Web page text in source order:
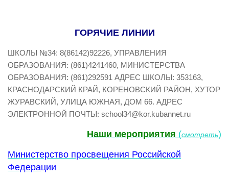
ГОРЯЧИЕ ЛИНИИ
ШКОЛЫ №34: 8(86142)92226, УПРАВЛЕНИЯ
ОБРАЗОВАНИЯ: (861)4241460, МИНИСТЕРСТВА
ОБРАЗОВАНИЯ: (861)292591 АДРЕС ШКОЛЫ: 353163,
КРАСНОДАРСКИЙ КРАЙ, КОРЕНОВСКИЙ РАЙОН, ХУТОР
ЖУРАВСКИЙ, УЛИЦА ЮЖНАЯ, ДОМ 66. АДРЕС
ЭЛЕКТРОННОЙ ПОЧТЫ: school34@kor.kubannet.ru
Наши мероприятия (смотреть)
Министерство просвещения Российской
Федерации